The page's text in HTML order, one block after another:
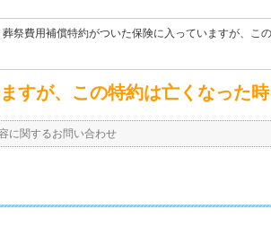
葬祭費用補償特約がついた保険に入っていますが、こ
すが、この特約は亡くなった
に関するお問い合わせ